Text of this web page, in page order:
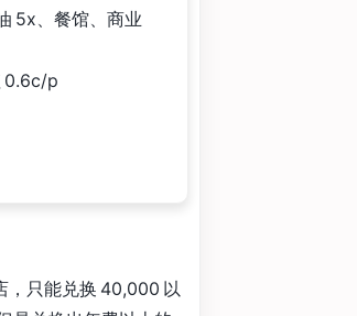
5x、餐馆、商业
0.6c/p
，只能兑换 40,000 以